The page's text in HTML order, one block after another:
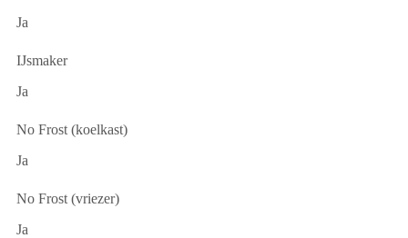
Ja
IJsmaker
Ja
No Frost (koelkast)
Ja
No Frost (vriezer)
Ja